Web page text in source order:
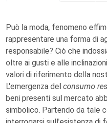
Può la moda, fenomeno
rappresentare una forma di
responsabile? Ciò che
oltre ai gusti e alle
valori di riferimento della
L'emergenza del consumo
beni presenti sul mercato
simbolico. Partendo da tale